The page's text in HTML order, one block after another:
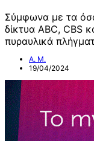
Σύμφωνα με τα
δίκτυα ABC, CBS
πυραυλικά
Α. Μ.
19/04/2024